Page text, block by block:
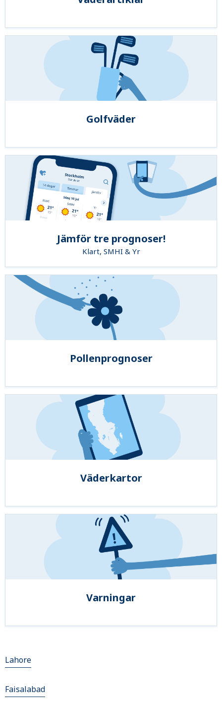
Golfväder
Jämför tre prognoser!
Klart, SMHI & Yr
Pollenprognoser
Väderkartor
Varningar
Lahore
Faisalabad